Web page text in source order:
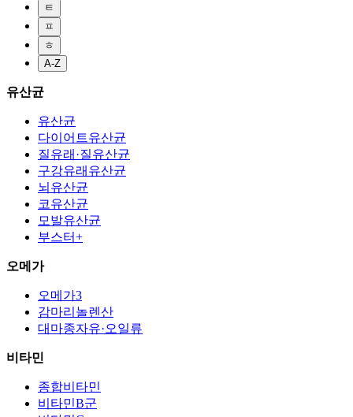
ㅌ
ㅍ
ㅎ
A-Z
유산균
유산균
다이어트유산균
질유래·질유산균
구강유래유산균
뇌유산균
코유산균
모발유산균
부스터+
오메가
오메가3
감마리놀렌산
대마종자유·오일류
비타민
종합비타민
비타민B군